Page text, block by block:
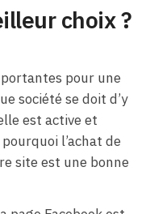
choix ?
pour une
société se doit d’y
est active et
l’achat de
site est une bonne